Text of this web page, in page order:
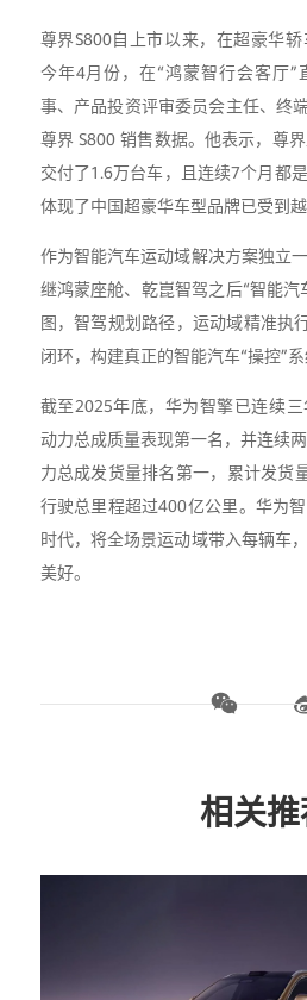
尊界S800自上市以来，在超豪华轿
今年4月份，在“鸿蒙智行会客厅”
事、产品投资评审委员会主任、终
尊界 S800 销售数据。他表示，尊
交付了1.6万台车，且连续7个月都
体现了中国超豪华车型品牌已受到
作为智能汽车运动域解决方案独立
继鸿蒙座舱、乾崑智驾之后“智能汽
图，智驾规划路径，运动域精准执
闭环，构建真正的智能汽车“操控”
截至2025年底，华为智擎已连续
动力总成质量表现第一名，并连续
力总成发货量排名第一，累计发货
行驶总里程超过400亿公里。华为
时代，将全场景运动域带入每辆车
美好。
相关